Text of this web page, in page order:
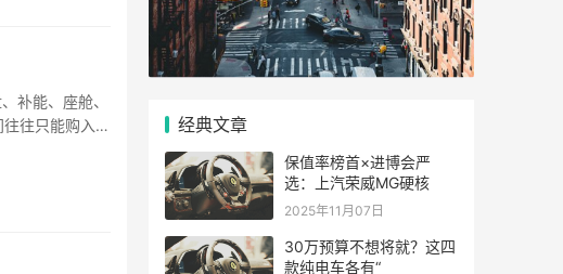
补能、座舱、
往只能购入中
经典文章
保值率榜首×进博会严
选：上汽荣威MG硬核
2025年11月07日
30万预算不想将就？这四
款纯电车各有“